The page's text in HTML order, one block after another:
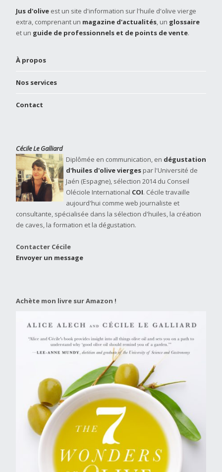
Jus d'olive est un site d'information sur l'huile d'olive vierge
extra, comprenant un magazine d'actualités, un glossaire
et un guide de professionnels et de points de vente.
À propos
Nos services
Contact
Cécile Le Galliard
Diplômée en communication, en dégustation
d'huiles d'olive vierges par l'Université de
Jaén (Espagne), sélection 2014 du Conseil
Oléciole International COI. Cécile travaille
aujourd'hui comme web journaliste et
consultante, spécialisée dans la sélection d'huiles, la création
de caves, la formation et la dégustation.
Contacter Cécile
Envoyer un message
Achète mon livre sur Amazon !